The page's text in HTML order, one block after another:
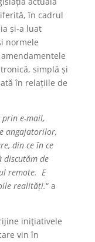
în cadrul
și-a luat
normele
simplă și
în relațiile de
prin e-mail,
angajatorilor,
din ce în ce
discutăm de
remote. E
realități.“ a
iniţiativele
vin în